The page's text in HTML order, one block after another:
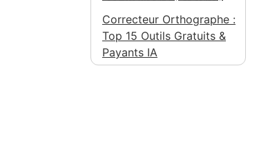
Correcteur Orthographe :
Top 15 Outils Gratuits &
Payants IA